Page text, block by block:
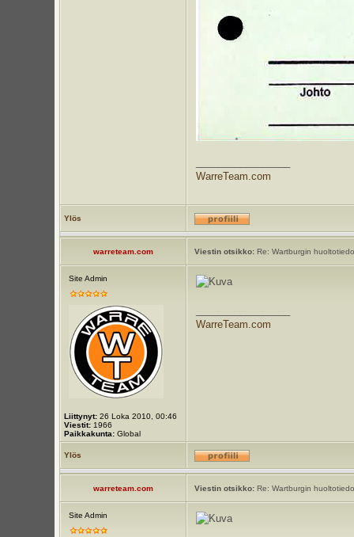
WarreTeam.com
Ylös
warreteam.com Viestin otsikko:Re: Wartburgin
Site Admin
Liittynyt:26 Loka 2010, 00:46
Viestit:1966
Paikkakunta:Global
WarreTeam.com
Ylös
warreteam.com Viestin otsikko:Re: Wartburgin
Site Admin